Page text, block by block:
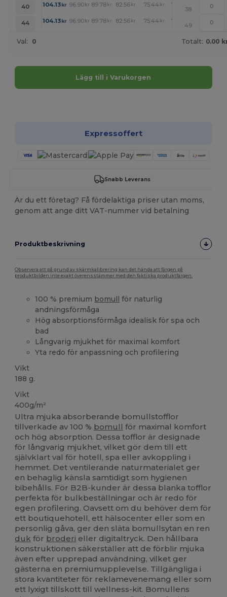
40 104.13kr 96.90 kr 89.78 kr 82.56 kr 75.44 kr 71.83
38
44
104.13kr 96.90 kr 89.78 kr 82.56 kr 75.44 kr 71.83
49
Val: 0 Totalt: 0.00
Lägg till i Varukorgen
Expressoffert
Snabb Leverans
Är du ett företag? Få fördelaktiga priser utan moms,
genom att ange ditt VAT-nummer vid betalning
Produktbeskrivning
Observera att på grund av skärmkalibrering kan det hända att färgen på
produktbilden inte exakt överensstämmer med den faktiska produktfärgen.
100 % premium bomull
för naturlig
andningsförmåga
Hög absorptionsförmåga idealisk för spa och
bad
Långvarig mjukhet för maximal komfort
Yta redo för anpassning och profilering
Vikt
188 g.
Vikt
400g/m²
Ultra mjuka absorberande bomullstofflor
tillverkade av 100 % bomull för maximal komfort
och hög absorption. Dessa tofflor är designade
för långvarig mjukhet, vilket gör dem till ett
självklart val för hotell, spa eller avkoppling i
hemmet. Det ventilerande naturmaterialet ger
en behaglig känsla samtidigt som hygienen
bibehålls. För B2B-kunder är dessa blanka tofflor
perfekta för bulkbeställningar och är redo för
egen profilering. Oavsett om du behöver dem för
ett boutiquehotell, ett hälsocenter eller som en
personlig gåva, ger den släta bomullsytan en ren
duk för broderi eller digitaltryck. Den hållbara
konstruktionen säkerställer att de förblir mjuka
även efter upprepad användning, vilket ger
gästerna en premiumupplevelse. Tillgängliga i
stora kvantiteter för reklamevenemang eller som
ett lyxigt tillskott till wellness-kit. Bomullens